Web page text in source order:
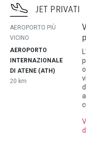
JET PRIVATI
AEROPORTO PIÙ
VICINO
AEROPORTO
INTERNAZIONALE
DI ATENE (ATH)
20 km